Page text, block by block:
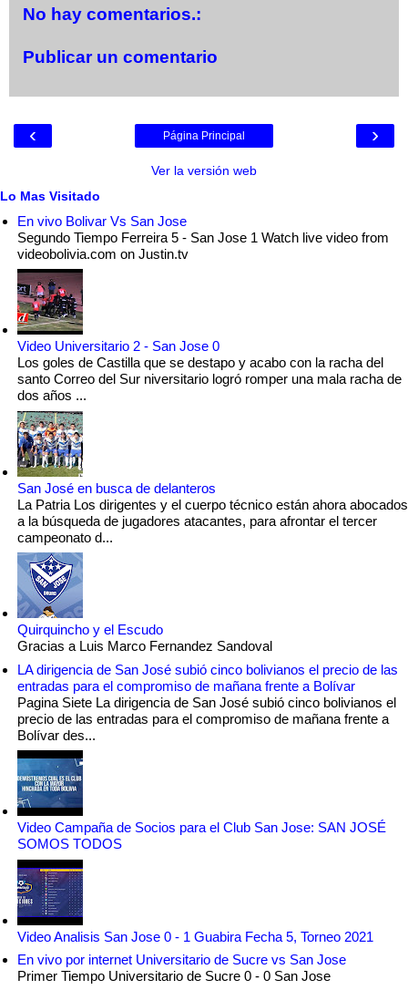
No hay comentarios.:
Publicar un comentario
‹ ›
Página Principal
Ver la versión web
Lo Mas Visitado
En vivo Bolivar Vs San Jose
Segundo Tiempo Ferreira 5 - San Jose 1 Watch live video from
videobolivia.com on Justin.tv
Video Universitario 2 - San Jose 0
Los goles de Castilla que se destapo y acabo con la racha del
santo Correo del Sur niversitario logró romper una mala racha de
dos años ...
San José en busca de delanteros
La Patria Los dirigentes y el cuerpo técnico están ahora abocados
a la búsqueda de jugadores atacantes, para afrontar el tercer
campeonato d...
Quirquincho y el Escudo
Gracias a Luis Marco Fernandez Sandoval
LA dirigencia de San José subió cinco bolivianos el precio de las
entradas para el compromiso de mañana frente a Bolívar
Pagina Siete La dirigencia de San José subió cinco bolivianos el
precio de las entradas para el compromiso de mañana frente a
Bolívar des...
Video Campaña de Socios para el Club San Jose: SAN JOSÉ
SOMOS TODOS
Video Analisis San Jose 0 - 1 Guabira Fecha 5, Torneo 2021
En vivo por internet Universitario de Sucre vs San Jose
Primer Tiempo Universitario de Sucre 0 - 0 San Jose